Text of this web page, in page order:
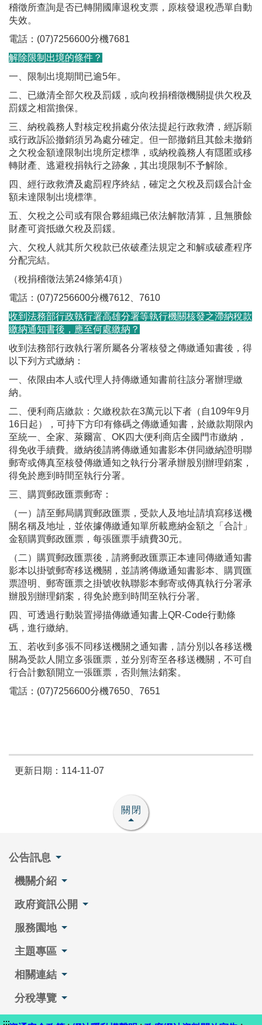
稽徵所查詢是否已轉開國庫退稅支票，原核發退稅憑單自動
失效。
電話：(07)7256600分機7681
解除限制出境的條件？
一、限制出境期間已逾5年。
二、已繳清全部欠稅及罰鍰，或向稅捐稽徵機關提供欠稅及
罰鍰之相當擔保。
三、納稅義務人對核定稅捐處分依法提起行政救濟，經訴願
或行政訴訟撤銷須另為處分確定。但一部撤銷且其餘未撤銷
之欠稅金額達限制出境所定標準，或納稅義務人有隱匿或移
轉財產、逃避稅捐執行之跡象，其出境限制不予解除。
四、經行政救濟及處罰程序終結，確定之欠稅及罰鍰合計金
額未達限制出境標準。
五、欠稅之公司或有限合夥組織已依法解散清算，且無賸餘
財產可資抵繳欠稅及罰鍰。
六、欠稅人就其所欠稅款已依破產法規定之和解或破產程序
分配完結。
（稅捐稽徵法第24條第4項）
電話：(07)7256600分機7612、7610
收到法務部行政執行署高雄分署等執行機關核發之滯納稅款
繳納通知書後，應至何處繳納？
收到法務部行政執行署所屬各分署核發之傳繳通知書後，得
以下列方式繳納：
一、依限由本人或代理人持傳繳通知書前往該分署辦理繳
納。
二、便利商店繳款：欠繳稅款在3萬元以下者（自109年9月
16日起），可持下方印有條碼之傳繳通知書，於繳款期限內
至統一、全家、萊爾富、OK四大便利商店全國門市繳納，
得免收手續費。繳納後請將傳繳通知書影本併同繳納證明聯
郵寄或傳真至核發傳繳通知之執行分署承辦股別辦理銷案，
得免於應到時間至執行分署。
三、購買郵政匯票郵寄：
（一）請至郵局購買郵政匯票，受款人及地址請填寫移送機
關名稱及地址，並依據傳繳通知單所載應納金額之「合計」
金額購買郵政匯票，每張匯票手續費30元。
（二）購買郵政匯票後，請將郵政匯票正本連同傳繳通知書
影本以掛號郵寄移送機關，並請將傳繳通知書影本、購買匯
票證明、郵寄匯票之掛號收執聯影本郵寄或傳真執行分署承
辦股別辦理銷案，得免於應到時間至執行分署。
四、可透過行動裝置掃描傳繳通知書上QR-Code行動條
碼，進行繳納。
五、若收到多張不同移送機關之通知書，請分別以各移送機
關為受款人開立多張匯票，並分別寄至各移送機關，不可自
行合計數額開立一張匯票，否則無法銷案。
電話：(07)7256600分機7650、7651
更新日期：114-11-07
關閉
公告訊息
機關介紹
政府資訊公開
服務園地
主題專區
相關連結
分稅導覽
:::